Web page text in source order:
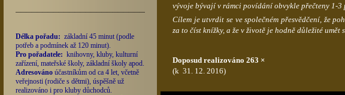
vývoje bývají v rámci povídání obvykle přečteny 1-3
Cílem je utvrdit se ve společném přesvědčení, že
za to číst knížky, a že v životě je hodně důležité umět
Doposud realizováno 263 ×
(k 31. 12. 2016)
______________________________________
Délka pořadu: základní 45 minut (podle
potřeb a podmínek až 120 minut).
Pro pořadatele: knihovny, kluby, kulturní
zařízení, mateřské školy, základní školy apod.
Adresováno účastníkům od ca 4 let, včetně
veřejnosti (rodiče s dětmi), úspěšně už
realizováno i pro kluby důchodců.